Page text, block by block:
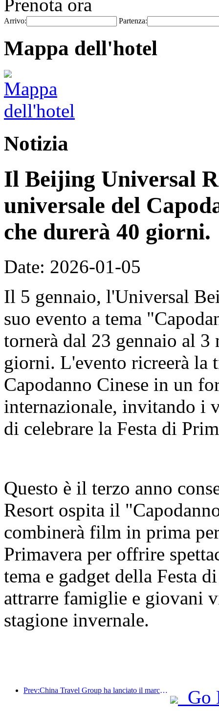
Prenota ora
Arrivo: Partenza:
Mappa dell'hotel
Notizia
Il Beijing Universal
universale del
che durerà 40 giorni.
Date: 2026-01-05
Il 5 gennaio, l'Universal
suo evento a tema
tornerà dal 23 gennaio al 3
giorni. L'evento ricreerà la
Capodanno Cinese in un
internazionale, invitando i
di celebrare la Festa di
Questo è il terzo anno
Resort ospita il
combinerà film in prima
Primavera per offrire
tema e gadget della Festa
attrarre famiglie e giovani
stagione invernale.
Prev:China Travel Group ha lanciato il marchio 'China Travel Good Times' per espandersi nel mercato del turismo per anziani. Go